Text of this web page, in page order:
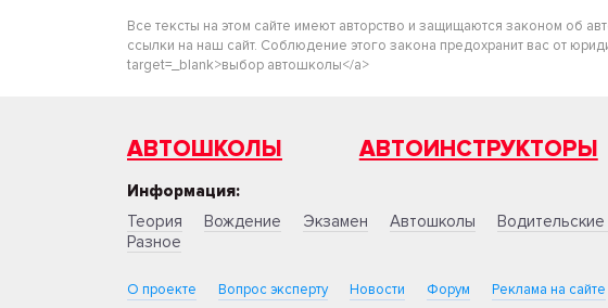
Все тексты на этом сайте имеют авторство и защищаются законом об
ссылки на наш сайт. Соблюдение этого закона предохранит вас от
target=_blank>выбор автошколы</a>
АВТОШКОЛЫ АВТОИНСТРУКТОРЫ
Информация:
Теория
Вождение Экзамен Автошколы Водительские
Разное
О проекте Вопрос эксперту Новости Форум Реклама на сайте